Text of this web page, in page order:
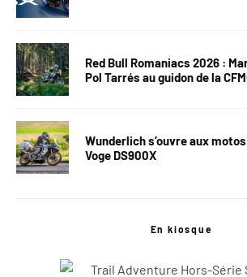
Red Bull Romaniacs 2026 :
Pol Tarrés au guidon de la
Wunderlich s’ouvre aux
Voge DS900X
En kiosque